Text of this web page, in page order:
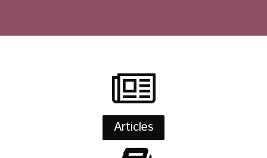
Inscription / Connexion
Articles